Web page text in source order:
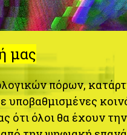
μας
πόρων,
υποβαθμισμένες
ότι όλοι θα έχουν